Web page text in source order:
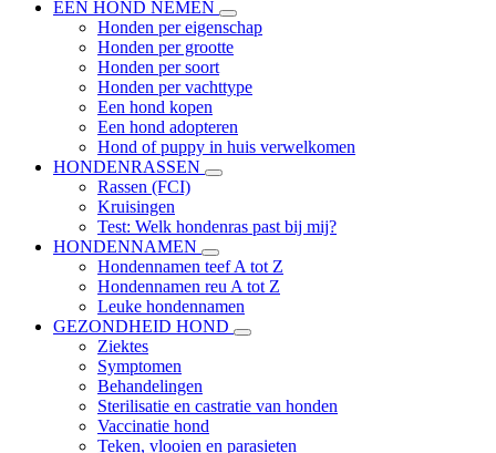
EEN HOND NEMEN
Honden per eigenschap
Honden per grootte
Honden per soort
Honden per vachttype
Een hond kopen
Een hond adopteren
Hond of puppy in huis verwelkomen
HONDENRASSEN
Rassen (FCI)
Kruisingen
Test: Welk hondenras past bij mij?
HONDENNAMEN
Hondennamen teef A tot Z
Hondennamen reu A tot Z
Leuke hondennamen
GEZONDHEID HOND
Ziektes
Symptomen
Behandelingen
Sterilisatie en castratie van honden
Vaccinatie hond
Teken, vlooien en parasieten